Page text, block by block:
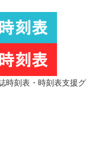
時刻表・時刻表支援グ